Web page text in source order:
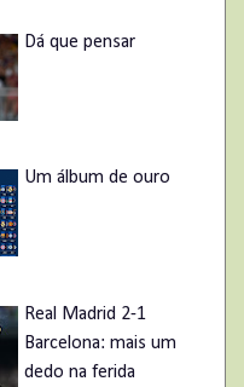
Dá que pensar
Um álbum de ouro
Real Madrid 2-1
Barcelona: mais um
dedo na ferida